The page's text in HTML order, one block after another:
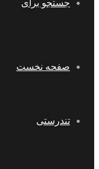
جستجو برای
صفحه نخست
تندرستی